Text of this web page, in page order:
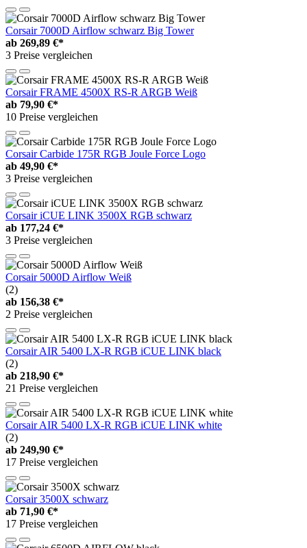
Corsair 7000D Airflow schwarz Big Tower
ab 269,89 €*
3 Preise vergleichen
Corsair FRAME 4500X RS-R ARGB Weiß
ab 79,90 €*
10 Preise vergleichen
Corsair Carbide 175R RGB Joule Force Logo
ab 49,90 €*
3 Preise vergleichen
Corsair iCUE LINK 3500X RGB schwarz
ab 177,24 €*
3 Preise vergleichen
Corsair 5000D Airflow Weiß
(2)
ab 156,38 €*
2 Preise vergleichen
Corsair AIR 5400 LX-R RGB iCUE LINK black
(2)
ab 218,90 €*
21 Preise vergleichen
Corsair AIR 5400 LX-R RGB iCUE LINK white
(2)
ab 249,90 €*
17 Preise vergleichen
Corsair 3500X schwarz
ab 71,90 €*
17 Preise vergleichen